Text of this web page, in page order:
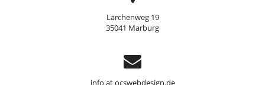
Lärchenweg 19
35041 Marburg
Support
info at ocswebdesign.de